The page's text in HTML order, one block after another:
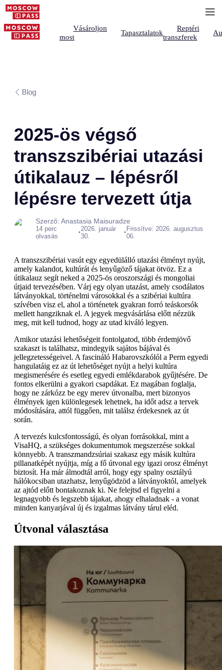
Vásároljon
most
Tapasztalatok
Reptéri
transzferek
Blog
2025-ös végső
transzszibériai utazási
útikalauz – lépésről
lépésre tervezett útja
Szerző: Anastasia Maisuradze
14 perc
olvasás
•2026. január
30.
• Frissítve: 2026. augusztus
06.
A transzszibériai vasút egy egyedülálló utazási élményt nyújt,
amely kalandot, kultúrát és lenyűgöző tájakat ötvöz. Ez a
útikalauz segít neked a 2025-ös oroszországi és mongoliai
útjaid tervezésében. Várj egy olyan utazást, amely csodálatos
látványokkal, történelmi városokkal és a szibériai kultúra
szívében visz el, ahol a történetek gyakran forró teáskorsók
mellett hangziknak el. A jegyek megvásárlása előtt nézzük
meg, mit kell tudnod, hogy az utad kiváló legyen.
Amikor utazási lehetőségeit fontolgatod, több érdemjövő
szakaszt is találhatsz, mindegyik sajátos bájával és
jellegzetességeivel. A fascináló Habarovszkólól a Perm egyedi
hangulatáig ez az út lehetőséget nyújt a helyi kultúra
megismerésére és esetleg egyedi emlékdarabok gyűjtésére. De
fontos elkerülni a gyakori csapdákat. Ez magában foglalja,
hogy ne zárkózz be egy merev útvonalba, mert bizonyos
élmények igen különlegesek lehetnek, ha időt adsz a tervek
módosítására, attól függően, mit találsz érdekesnek az út
során.
A tervezés kulcsfontosságú, és olyan forrásokkal, mint a
VisaHQ, a szükséges dokumentumok megszerzése sokkal
könnyebb. A transzmandzsúriai szakasz egy másik kultúra
pillanatképét nyújtja, míg a fő útvonal egy igazi orosz élményt
biztosít. Ha már álmodtál arról, hogy egy spalny osztályú
hálókocsiban utazhatsz, lenyűgödzöd a látványoktól, amelyek
az ajtód előtt bontakoznak ki. Ne felejtsd el figyelni a
legnagyobb és legszebb tájakat, ahogy elhaladnak - a vonat
minden kanyarjával új és izgalmas látvány tárul eléd.
Útvonal választása